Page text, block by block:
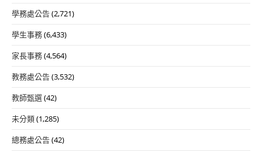
學務處公告(2,721)
學生事務(6,433)
家長事務(4,564)
教務處公告(3,532)
教師甄選(42)
未分類(1,285)
總務處公告(42)